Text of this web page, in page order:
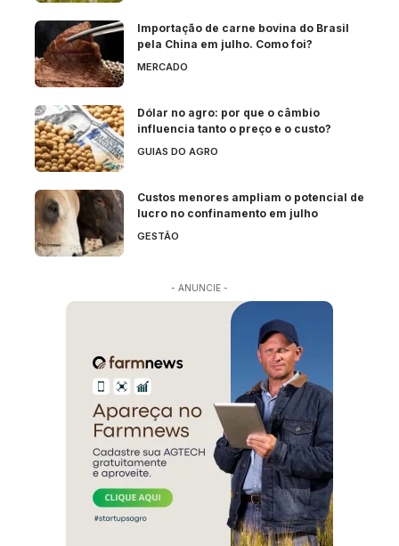
Importação de carne bovina do Brasil
pela China em julho. Como foi?
MERCADO
Dólar no agro: por que o câmbio
influencia tanto o preço e o custo?
GUIAS DO AGRO
Custos menores ampliam o potencial de
lucro no confinamento em julho
GESTÃO
- ANUNCIE -